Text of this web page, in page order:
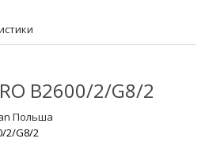
B2600/2/G8/2
Польша
2/G8/2